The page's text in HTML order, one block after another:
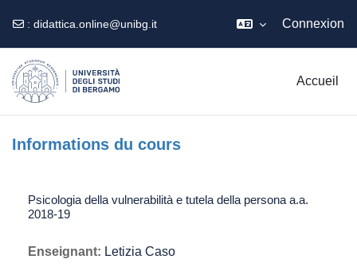
: didattica.online@unibg.it Connexion
Accueil
Informations du cours
Psicologia della vulnerabilità e tutela della persona a.a.
2018-19
Enseignant: Letizia Caso